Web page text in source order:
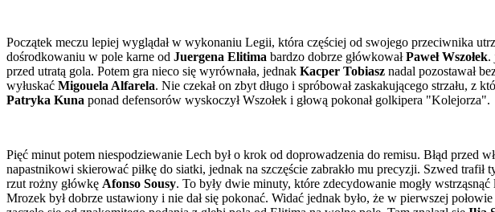
Początek meczu lepiej wyglądał w wykonaniu Legii, która częściej od swojego przeciwnika
dośrodkowaniu w pole karne od Juergena Elitima bardzo dobrze główkowałPaweł Wszołek.
przed utratą gola. Potem gra nieco się wyrównała, jednak Kacper Tobiasz nadal pozostawał
wyłuskać Migouela Alfarela. Nie czekał on zbyt długo i spróbował zaskakującego strzału,
Patryka Kuna ponad defensorów wyskoczył Wszołek i głową pokonał golkipera "Kolejorza".
Pięć minut potem niespodziewanie Lech był o krok od doprowadzenia do remisu. Błąd przed
napastnikowi skierować piłkę do siatki, jednak na szczęście zabrakło mu precyzji. Szwed
rzut rożny główkę Afonso Sousy. To były dwie minuty, które zdecydowanie mogły
Mrozek był dobrze ustawiony i nie dał się pokonać. Widać jednak było, że w pierwszej